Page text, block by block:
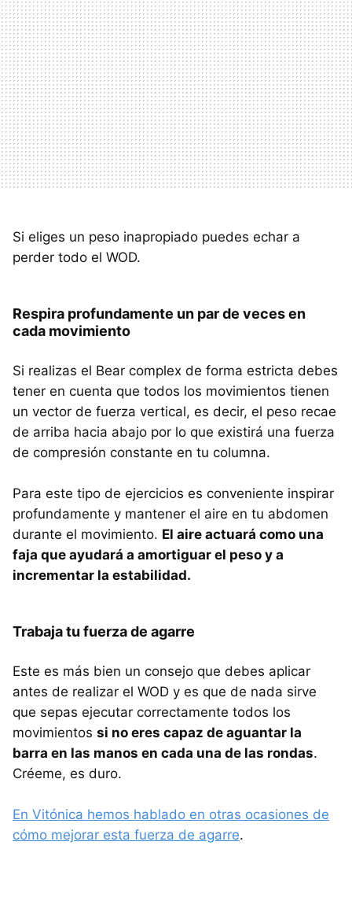
Si eliges un peso inapropiado puedes echar a
perder todo el WOD.
Respira profundamente un par de veces en
cada movimiento
Si realizas el Bear complex de forma estricta debes
tener en cuenta que todos los movimientos tienen
un vector de fuerza vertical, es decir, el peso recae
de arriba hacia abajo por lo que existirá una fuerza
de compresión constante en tu columna.
Para este tipo de ejercicios es conveniente inspirar
profundamente y mantener el aire en tu abdomen
durante el movimiento. El aire actuará como una
faja que ayudará a amortiguar el peso y a
incrementar la estabilidad.
Trabaja tu fuerza de agarre
Este es más bien un consejo que debes aplicar
antes de realizar el WOD y es que de nada sirve
que sepas ejecutar correctamente todos los
movimientos si no eres capaz de aguantar la
barra en las manos en cada una de las rondas.
Créeme, es duro.
En Vitónica hemos hablado en otras ocasiones de
cómo mejorar esta fuerza de agarre.